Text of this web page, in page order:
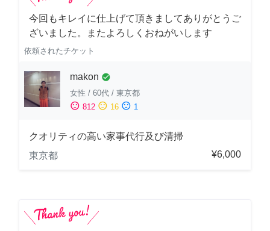
今回もキレイに仕上げて頂きましてありがとうご
ざいました。またよろしくおねがいします
依頼されたチケット
makon check_circle
女性 / 60代 / 東京都
sentiment_satisfied 812 sentiment_neutral 16 sentiment_dissatisfied 1
クオリティの高い家事代行及び清掃
東京都
¥6,000